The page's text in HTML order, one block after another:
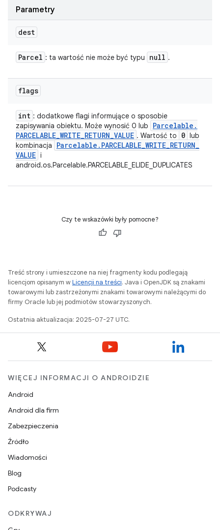
Parametry
dest
Parcel : ta wartość nie może być typu null .
flags
int : dodatkowe flagi informujące o sposobie
zapisywania obiektu. Może wynosić 0 lub
Parcelable .
PARCELABLE_WRITE_RETURN_VALUE . Wartość to 0 lub
kombinacja
Parcelable . PARCELABLE_WRITE_RETURN_
VALUE i
android.os.Parcelable.PARCELABLE_ELIDE_DUPLICATES
Czy te wskazówki były pomocne?
Treść strony i umieszczone na niej fragmenty kodu podlegają
licencjom opisanym wLicencji na treści. Java i OpenJDK są znakami
towarowymi lub zastrzeżonymi znakami towarowymi należącymi do
firmy Oracle lub jej podmiotów stowarzyszonych.
Ostatnia aktualizacja: 2025-07-27 UTC.
WIĘCEJ INFORMACJI O ANDROIDZIE
Android
Android dla firm
Zabezpieczenia
Źródło
Wiadomości
Blog
Podcasty
ODKRYWAJ